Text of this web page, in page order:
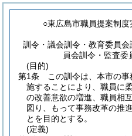
○東広島市職員提案制度
訓令・議会訓令・教育委員
員会訓令・監査
(目的)
第1条
この訓令は、本市の
施することにより、職員に
の改善意欲の増進、職員相
図り、もって事務改革の推
とを目的とする。
(定義)